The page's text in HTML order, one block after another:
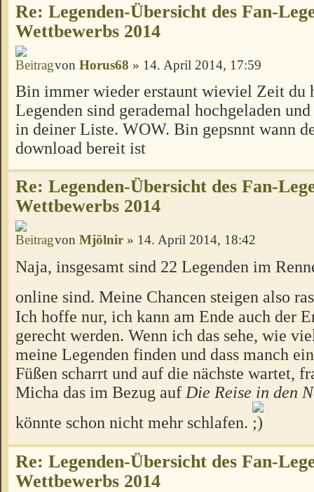
Re: Legenden-Übersicht des Fan-
Wettbewerbs 2014
von Horus68 » 14. April 2014, 17:59
Bin immer wieder erstaunt wieviel Zeit du
Legenden sind gerademal hochgeladen
in deiner Liste. WOW. Bin gepsnnt wann
download bereit ist
Re: Legenden-Übersicht des Fan-
Wettbewerbs 2014
von Mjölnir » 14. April 2014, 18:42
Naja, insgesamt sind 22 Legenden im
online sind. Meine Chancen steigen also
Ich hoffe nur, ich kann am Ende auch der
gerecht werden. Wenn ich das sehe, wie
meine Legenden finden und dass manch
Füßen scharrt und auf die nächste wartet,
Micha das im Bezug auf Die Reise in den
könnte schon nicht mehr schlafen.
Re: Legenden-Übersicht des Fan-
Wettbewerbs 2014